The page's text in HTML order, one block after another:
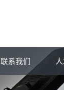
联系我们